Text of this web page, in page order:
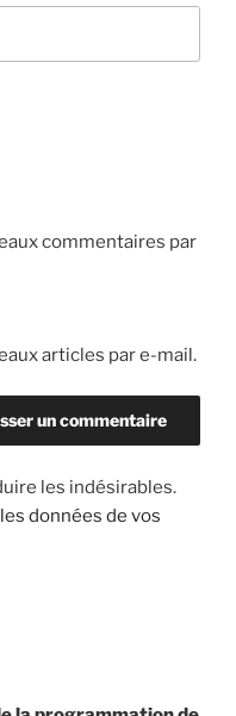
commentaires par
articles par e-mail.
les indésirables.
données de vos